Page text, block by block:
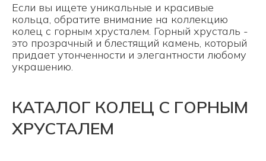
Если вы ищете уникальные и красивые
кольца, обратите внимание на коллекцию
колец с горным хрусталем. Горный хрусталь -
это прозрачный и блестящий камень, который
придает утонченности и элегантности любому
украшению.
КАТАЛОГ КОЛЕЦ С ГОРНЫМ
ХРУСТАЛЕМ